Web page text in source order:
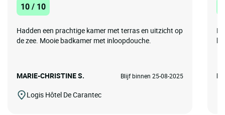
10 / 10
Hadden een prachtige kamer met terras en uitzicht op
de zee. Mooie badkamer met inloopdouche.
MARIE-CHRISTINE S. Blijf binnen 25-08-2025
Logis Hôtel De Carantec